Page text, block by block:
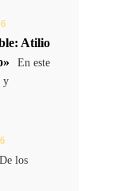
Atilio
En este
y
De los